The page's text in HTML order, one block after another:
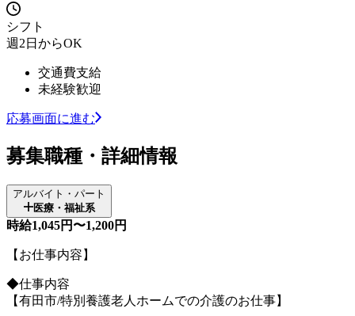
シフト
週2日からOK
交通費支給
未経験歓迎
応募画面に進む
募集職種・詳細情報
アルバイト・パート
医療・福祉系
時給1,045円〜1,200円
【お仕事内容】
◆仕事内容
【有田市/特別養護老人ホームでの介護のお仕事】